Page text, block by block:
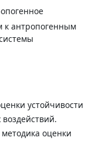
к антропогенным
устойчивости
оценки